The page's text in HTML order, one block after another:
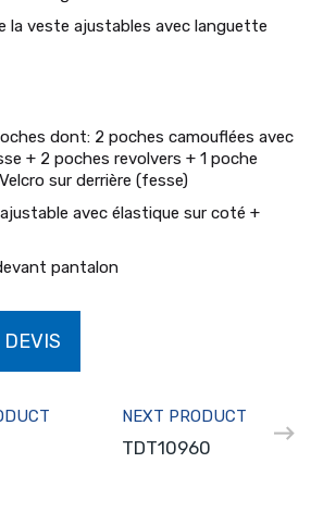
la veste ajustables avec languette
dont: 2 poches camouflées avec
+ 2 poches revolvers + 1 poche
sur derrière (fesse)
avec élastique sur coté +
pantalon
NEXT PRODUCT
TDT10960